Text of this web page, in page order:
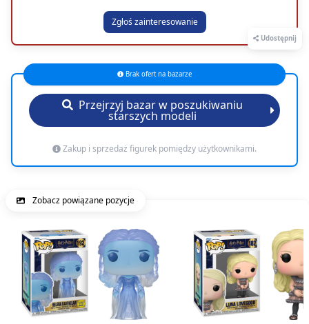
Udostępnij
Zgłoś zainteresowanie
Brak ofert na bazarze
Przejrzyj bazar w poszukiwaniu
starszych modeli
Zakup i sprzedaż figurek pomiędzy użytkownikami.
Zobacz powiązane pozycje